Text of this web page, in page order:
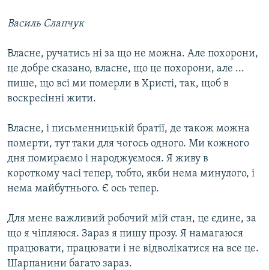
Василь Слапчук
Власне, ручатись ні за що не можна. Але похорони,
це добре сказано, власне, що це похорони, але ...
пише, що всі ми померли в Христі, так, щоб в
воскресінні жити.
Власне, і письменницькій братії, де також можна
померти, тут таки для чогось одного. Ми кожного
дня помираємо і народжуємося. Я живу в
короткому часі тепер, тобто, якби нема минулого, і
нема майбутнього. Є ось тепер.
Для мене важливий робочий мій стан, це єдине, за
що я чіпляюся. Зараз я пишу прозу. Я намагаюся
працювати, працювати і не відволікатися на все це.
Шарпанини багато зараз.